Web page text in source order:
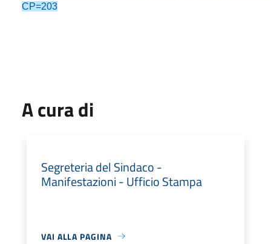
CP=203
A cura di
Segreteria del Sindaco -
Manifestazioni - Ufficio Stampa
VAI ALLA PAGINA